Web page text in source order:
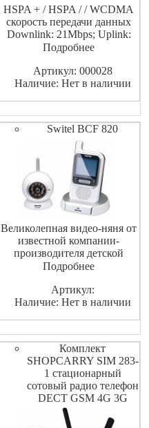
HSPA + / HSPA / / WCDMA
скорость передачи данных
Downlink: 21Mbps; Uplink:
5.76Mbps
Подробнее
Артикул: 000028
Наличие: Нет в наличии
Switel BCF 820
Великолепная видео-няня от
известной компании-
производителя детской
электроники Switel из
реализованы технические
новинки современного
функцию ночного видения.
Широкий дисплей на
Подробнее
Артикул:
Наличие: Нет в наличии
Комплект
SHOPCARRY SIM 283-
1 стационарный
сотовый радио телефон
DECT GSM 4G 3G